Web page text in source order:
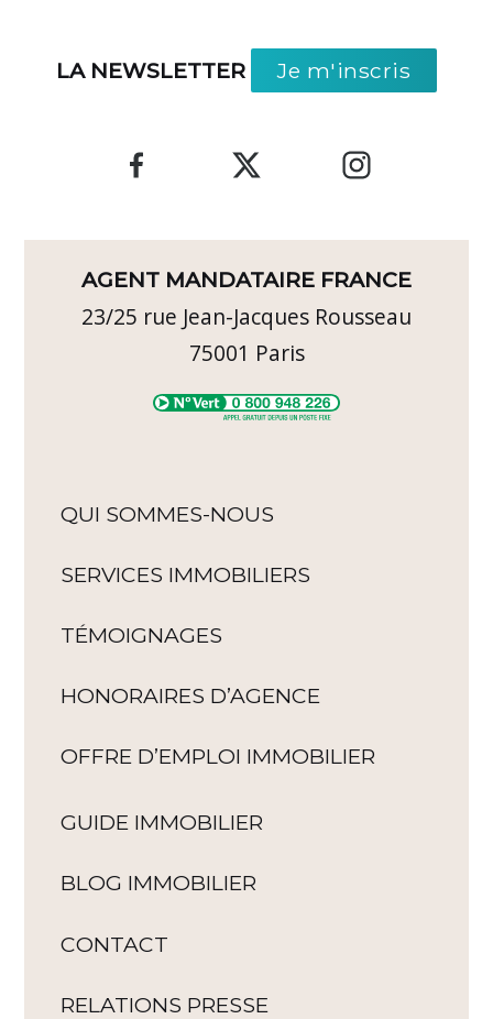
LA NEWSLETTER Je m'inscris
AGENT MANDATAIRE FRANCE
23/25 rue Jean-Jacques Rousseau
75001 Paris
QUI SOMMES-NOUS
SERVICES IMMOBILIERS
TÉMOIGNAGES
HONORAIRES D’AGENCE
OFFRE D’EMPLOI IMMOBILIER
GUIDE IMMOBILIER
BLOG IMMOBILIER
CONTACT
RELATIONS PRESSE